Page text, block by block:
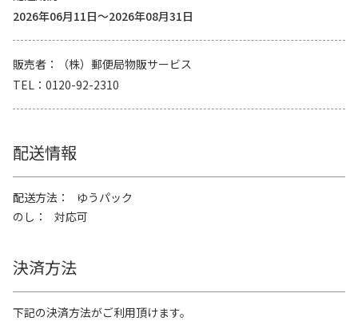
2026年06月11日～2026年08月31日
販売者
（株）郵便局物販サービス
TEL
0120-92-2310
配送情報
配送方法
ゆうパック
のし
対応可
決済方法
下記の決済方法がご利用頂けます。